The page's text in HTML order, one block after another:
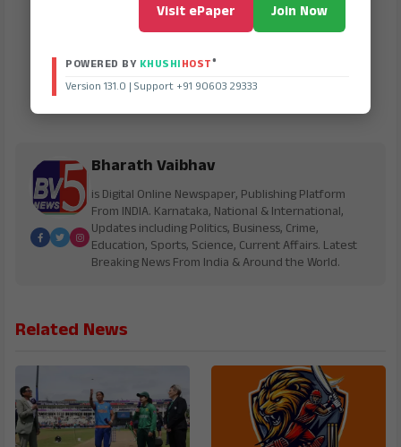
Bharath Vaibhav
is Digital Online Newspaper, Publishing Platform
From INDIA. Karnataka, National & International,
Updates including Politics, Business, Crime,
Education, Sports, Science, Current Affairs. Latest
Breaking News From India & Around the World.
Related News
Visit ePaper Join Now
POWERED BY KHUSHIHOST®
Version 131.0 | Support +91 90603 29333